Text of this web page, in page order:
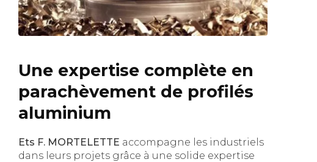
Une expertise complète en
parachèvement de profilés
aluminium
Ets F. MORTELETTE accompagne les industriels
dans leurs projets grâce à une solide expertise